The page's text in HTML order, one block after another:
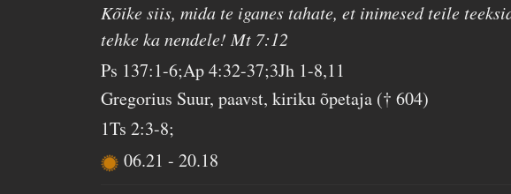
Kõike siis, mida te iganes tahate, et inimesed teile
tehke ka nendele! Mt 7:12
Ps 137:1-6;Ap 4:32-37;3Jh 1-8,11
Gregorius Suur, paavst, kiriku õpetaja († 604)
1Ts 2:3-8;
06.21-20.18